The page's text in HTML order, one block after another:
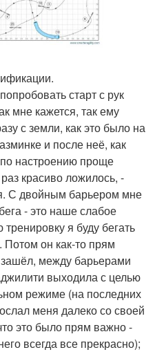
старт с рук
мне кажется, так ему
с земли, как это было на
и после неё, как
настроению проще
красиво ложилось, -
С двойным барьером мне
- это наше слабое
я буду бегать
он как-то прям
зашёл, между барьерами
выходила с целью
режиме (на последних
меня далеко со своей
это было прям важно -
всегда все прекрасно);